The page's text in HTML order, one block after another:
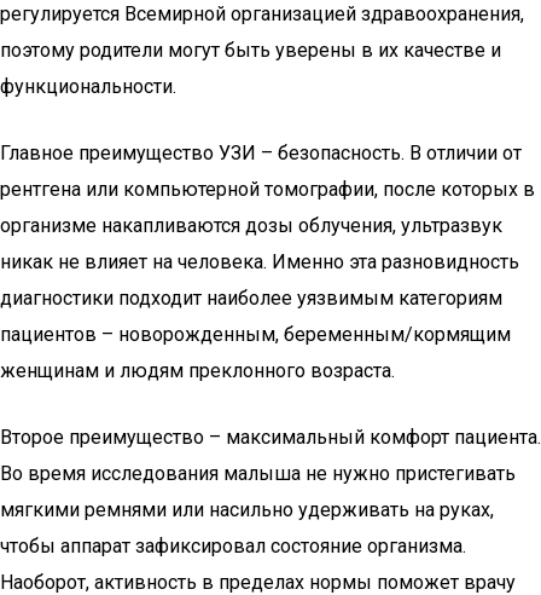
регулируется Всемирной организацией здравоохранения,
поэтому родители могут быть уверены в их качестве и
функциональности.
Главное преимущество УЗИ – безопасность. В отличии от
рентгена или компьютерной томографии, после которых в
организме накапливаются дозы облучения, ультразвук
никак не влияет на человека. Именно эта разновидность
диагностики подходит наиболее уязвимым категориям
пациентов – новорожденным, беременным/кормящим
женщинам и людям преклонного возраста.
Второе преимущество – максимальный комфорт пациента.
Во время исследования малыша не нужно пристегивать
мягкими ремнями или насильно удерживать на руках,
чтобы аппарат зафиксировал состояние организма.
Наоборот, активность в пределах нормы поможет врачу